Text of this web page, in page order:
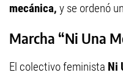
mecánica, y se ordenó
Marcha “Ni Una
El colectivo feminista Ni